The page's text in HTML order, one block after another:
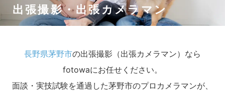
出張撮影・出張カメラマン
長野県茅野市の出張撮影（出張カメラマン）なら
fotowaにお任せください。
面談・実技試験を通過した茅野市のプロカメラマンが、